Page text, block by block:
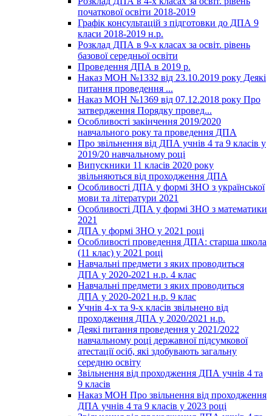
початкової освіти 2018-2019
Графік консультацій з підготовки до ДПА 9
класи 2018-2019 н.р.
Розклад ДПА в 9-х класах за освіт. рівень
базової середньої освіти
Проведення ДПА в 2019 р.
Наказ МОН №1332 від 23.10.2019 року Деякі
питання проведення ...
Наказ МОН №1369 від 07.12.2018 року Про
затвердження Порядку провед...
Особливості закінчення 2019/2020
навчального року та проведення ДПА
Про звільнення від ДПА учнів 4 та 9 класів у
2019/20 навчальному році
Випускники 11 класів 2020 року
звільняються від проходження ДПА
Особливості ДПА у формі ЗНО з української
мови та літератури 2021
Особливості ДПА у формі ЗНО з математики
2021
ДПА у формі ЗНО у 2021 році
Особливості проведення ДПА: старша школа
(11 клас) у 2021 році
Навчальні предмети з яких проводиться
ДПА у 2020-2021 н.р. 4 клас
Навчальні предмети з яких проводиться
ДПА у 2020-2021 н.р. 9 клас
Учнів 4-х та 9-х класів звільнено від
проходження ДПА у 2020/2021 н.р.
Деякі питання проведення у 2021/2022
навчальному році державної підсумкової
атестації осіб, які здобувають загальну
середню освіту
Звільнення від проходження ДПА учнів 4 та
9 класів
Наказ МОН Про звільнення від проходження
ДПА учнів 4 та 9 класів у 2023 році